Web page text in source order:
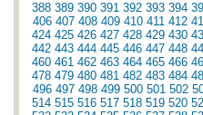
388 389 390 391 392 393 394
406 407 408 409 410 411 412
424 425 426 427 428 429 430
442 443 444 445 446 447 448
460 461 462 463 464 465 466
478 479 480 481 482 483 484
496 497 498 499 500 501 502
514 515 516 517 518 519 520